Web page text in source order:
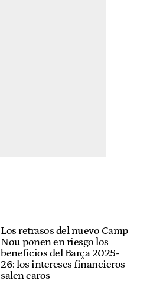
Los retrasos del nuevo Camp
Nou ponen en riesgo los
beneficios del Barça 2025-
26: los intereses financieros
salen caros